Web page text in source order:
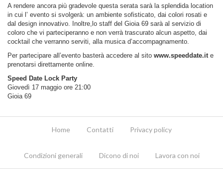
A rendere ancora più gradevole questa serata sarà la splendida location
in cui l’ evento si svolgerà: un ambiente sofisticato, dai colori rosati e
dal design innovativo. Inoltre,lo staff del Gioia 69 sarà al servizio di
coloro che vi parteciperanno e non verrà trascurato alcun aspetto, dai
cocktail che verranno serviti, alla musica d’accompagnamento.
Per partecipare all’evento basterà accedere al sito www.speeddate.ite
prenotarsi direttamente online.
Speed Date Lock Party
Giovedì 17 maggio ore 21:00
Gioia 69
Home Contatti Privacy policy
Condizioni generali Dicono di noi Lavora con noi